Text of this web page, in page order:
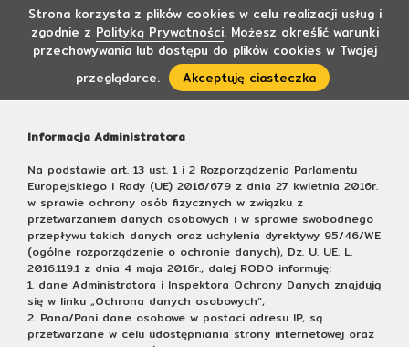
Strona korzysta z plików cookies w celu realizacji usług i
zgodnie z Polityką Prywatności. Możesz określić warunki
przechowywania lub dostępu do plików cookies w Twojej
przeglądarce.
Akceptuję ciasteczka
Informacja Administratora
Na podstawie art. 13 ust. 1 i 2 Rozporządzenia Parlamentu
Europejskiego i Rady (UE) 2016/679 z dnia 27 kwietnia 2016r.
w sprawie ochrony osób fizycznych w związku z
przetwarzaniem danych osobowych i w sprawie swobodnego
przepływu takich danych oraz uchylenia dyrektywy 95/46/WE
(ogólne rozporządzenie o ochronie danych), Dz. U. UE. L.
2016.119.1 z dnia 4 maja 2016r., dalej RODO informuję:
1. dane Administratora i Inspektora Ochrony Danych znajdują
się w linku „Ochrona danych osobowych”,
2. Pana/Pani dane osobowe w postaci adresu IP, są
przetwarzane w celu udostępniania strony internetowej oraz